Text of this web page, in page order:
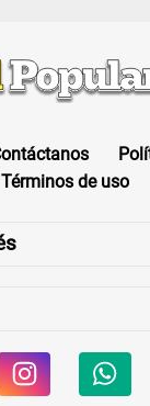
Términos de uso